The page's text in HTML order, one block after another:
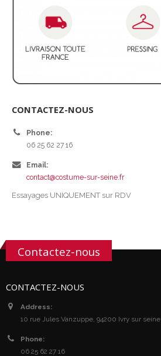
CONTACTEZ-NOUS
Phone:
06 25 62 27 16
Email:
contact@costume-sur-seine.fr
Essayages UNIQUEMENT sur RDV
Contactez-nous
CONTACTEZ-NOUS
Address:
10 rue Jules Vanzuppe, 94200 Ivry sur seine
Phone:
06 25 62 27 16